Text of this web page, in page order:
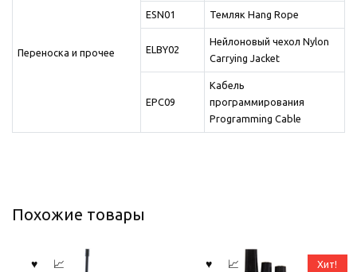
Переноска и прочее
ESN01 Темляк Hang Rope
ELBY02
Нейлоновый чехол Nylon
Carrying Jacket
EPC09
Кабель
программирования
Programming Cable
Похожие товары
Хит!